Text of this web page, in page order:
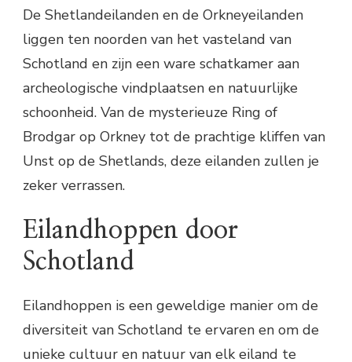
De Shetlandeilanden en de Orkneyeilanden
liggen ten noorden van het vasteland van
Schotland en zijn een ware schatkamer aan
archeologische vindplaatsen en natuurlijke
schoonheid. Van de mysterieuze Ring of
Brodgar op Orkney tot de prachtige kliffen van
Unst op de Shetlands, deze eilanden zullen je
zeker verrassen.
Eilandhoppen door
Schotland
Eilandhoppen is een geweldige manier om de
diversiteit van Schotland te ervaren en om de
unieke cultuur en natuur van elk eiland te